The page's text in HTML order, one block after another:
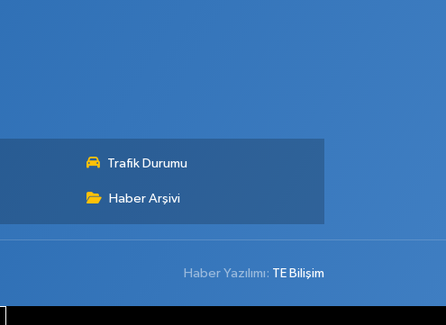
Trafik Durumu
Haber Arşivi
Haber Yazılımı: TE Bilişim